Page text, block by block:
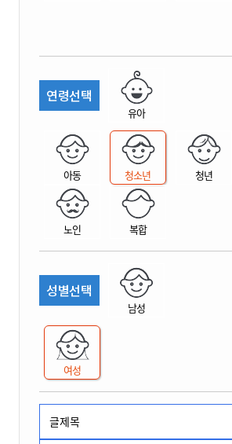
연령선택
유아
아동 청소년 청년
노인 복합
성별선택
남성
여성